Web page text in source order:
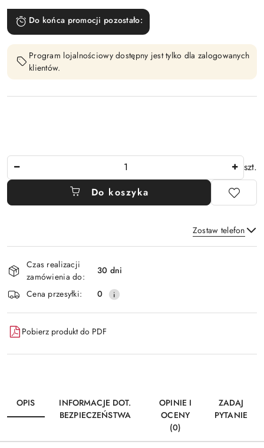
Do końca promocji pozostało:
Program lojalnościowy dostępny jest tylko dla zalogowanych
klientów.
szt.
Do koszyka
Zostaw telefon
i
dostawa
Czas realizacji
zamówienia do:
30 dni
Cena przesyłki:
0
Pobierz produkt do PDF
OPIS
INFORMACJE DOT.
BEZPIECZEŃSTWA
OPINIE I
OCENY
(0)
ZADAJ
PYTANIE